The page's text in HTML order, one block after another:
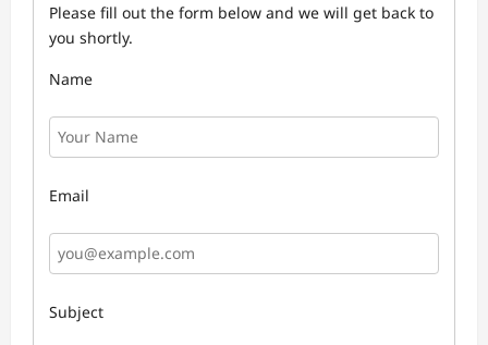
Please fill out the form below and we will get back to
you shortly.
Name
Email
Subject